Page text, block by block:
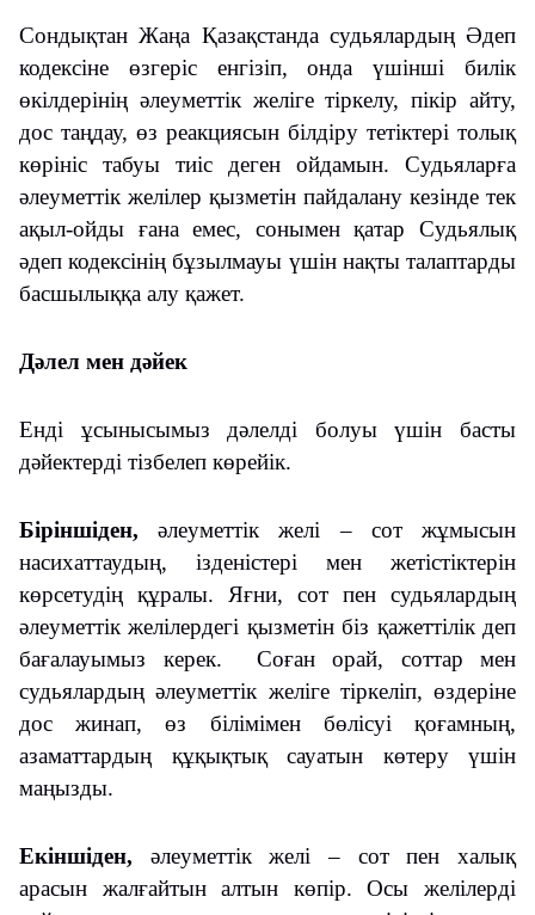
Сондықтан Жаңа Қазақстанда судьялардың Әдеп
кодексіне өзгеріс енгізіп, онда үшінші билік
өкілдерінің әлеуметтік желіге тіркелу, пікір айту,
дос таңдау, өз реакциясын білдіру тетіктері толық
көрініс табуы тиіс деген ойдамын. Судьяларға
әлеуметтік желілер қызметін пайдалану кезінде тек
ақыл-ойды ғана емес, сонымен қатар Судьялық
әдеп кодексінің бұзылмауы үшін нақты талаптарды
басшылыққа алу қажет.
Дәлел мен дәйек
Енді ұсынысымыз дәлелді болуы үшін басты
дәйектерді тізбелеп көрейік.
Біріншіден, әлеуметтік желі – сот жұмысын
насихаттаудың, ізденістері мен жетістіктерін
көрсетудің құралы. Яғни, сот пен судьялардың
әлеуметтік желілердегі қызметін біз қажеттілік деп
бағалауымыз керек. Соған орай, соттар мен
судьялардың әлеуметтік желіге тіркеліп, өздеріне
дос жинап, өз білімімен бөлісуі қоғамның,
азаматтардың құқықтық сауатын көтеру үшін
маңызды.
Екіншіден, әлеуметтік желі – сот пен халық
арасын жалғайтын алтын көпір. Осы желілерді